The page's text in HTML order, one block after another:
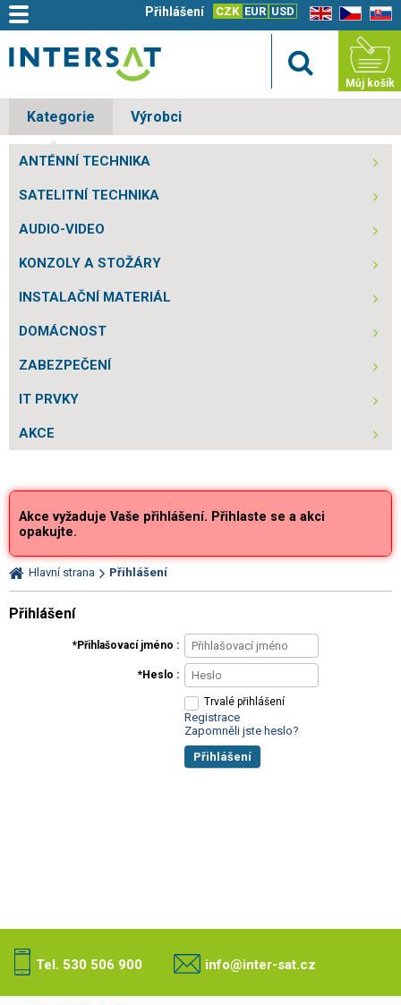
EN CZ SK
CZK EUR USD
Přihlášení
Můj košík
Kategorie Výrobci
ANTÉNNÍ TECHNIKA
SATELITNÍ TECHNIKA
AUDIO-VIDEO
KONZOLY A STOŽÁRY
INSTALAČNÍ MATERIÁL
DOMÁCNOST
ZABEZPEČENÍ
IT PRVKY
AKCE
Akce vyžaduje Vaše přihlášení. Přihlaste se a akci
opakujte.
Hlavní strana Přihlášení
Přihlášení
Přihlašovací jméno
Heslo
Trvalé přihlášení
Registrace
Zapomněli jste heslo?
Přihlášení
Tel. 530 506 900 info@inter-sat.cz